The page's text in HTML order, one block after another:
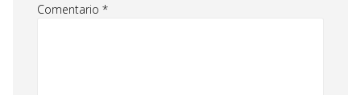
Comentario *